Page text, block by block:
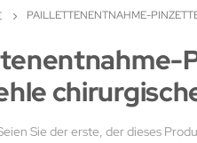
PAILLETTENENTNAHME-
Sie der erste, der dieses